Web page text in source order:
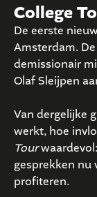
College
De eerste
Amsterdam.
demissionair
Olaf Sleijpen
Van dergelijke
werkt, hoe
Tour
gesprekken nu
profiteren.